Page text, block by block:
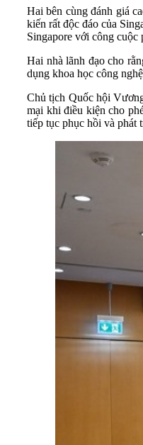
Hai bên cùng đánh giá
kiến rất độc đáo của
Singapore với công
Hai nhà lãnh đạo cho
dụng khoa học công
Chủ tịch Quốc hội
mại khi điều kiện cho
tiếp tục phục hồi và phát